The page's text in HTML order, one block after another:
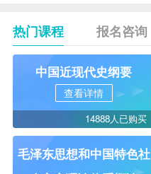
热门课程 报名咨询
中国近现代史纲要
查看详情
14888人已购买
毛泽东思想和中国特色社